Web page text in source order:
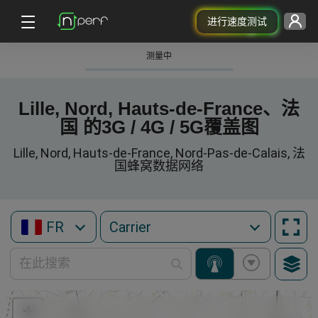
进行速度测试
测量中
Lille, Nord, Hauts-de-France、法
国 的3G / 4G / 5G覆盖图
Lille, Nord, Hauts-de-France, Nord-Pas-de-Calais, 法
国蜂窝数据网络
FR